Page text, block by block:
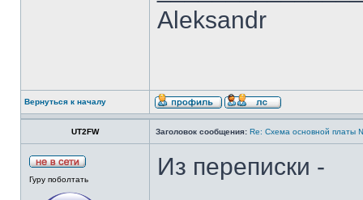
Aleksandr
Вернуться к началу
UT2FW Заголовок сообщения: Re: Cхема основной платы
Гуру поболтать Из переписки -